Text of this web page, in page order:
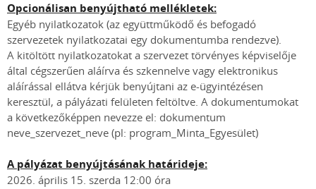
Opcionálisan benyújtható mellékletek:
Egyéb nyilatkozatok (az együttműködő és befogadó
szervezetek nyilatkozatai egy dokumentumba rendezve).
A kitöltött nyilatkozatokat a szervezet törvényes képviselője
által cégszerűen aláírva és szkennelve vagy elektronikus
aláírással ellátva kérjük benyújtani az e-ügyintézésen
keresztül, a pályázati felületen feltöltve. A dokumentumokat
a következőképpen nevezze el: dokumentum
neve_szervezet_neve (pl: program_Minta_Egyesület)
A pályázat benyújtásának határideje:
2026. április 15. szerda 12:00 óra